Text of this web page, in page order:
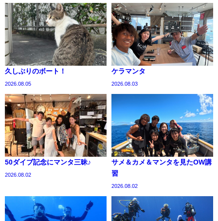
久しぶりのボート！
2026.08.05
ケラマンタ
2026.08.03
50ダイブ記念にマンタ三昧♪
2026.08.02
サメ＆カメ＆マンタを見たOW講
習
2026.08.02